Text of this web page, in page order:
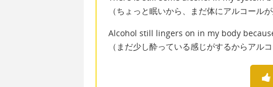
（ちょっと眠いから、まだ体にアルコールが
Alcohol still lingers on in my body
（まだ少し酔っている感じがするからアル